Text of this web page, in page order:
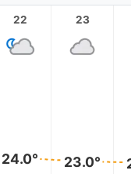
22
24.0°
23
23.0°